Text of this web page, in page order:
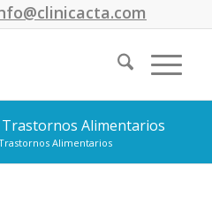
Alimentarios
Alimentarios